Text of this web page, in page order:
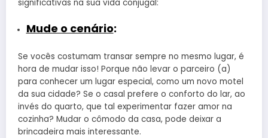
significativas na sua vida conjugal:
Mude o cenário:
Se vocês costumam transar sempre no mesmo lugar, é
hora de mudar isso! Porque não levar o parceiro (a)
para conhecer um lugar especial, como um novo motel
da sua cidade? Se o casal prefere o conforto do lar, ao
invés do quarto, que tal experimentar fazer amor na
cozinha? Mudar o cômodo da casa, pode deixar a
brincadeira mais interessante.